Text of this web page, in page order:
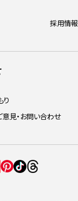
採用情報
り
見・お問い合わせ